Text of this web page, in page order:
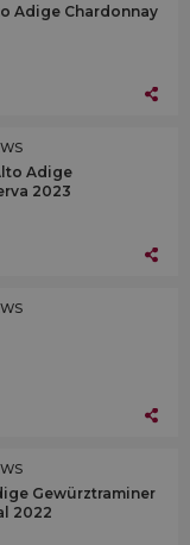
Adige Chardonnay
Adige
2023
Gewürztraminer
2022